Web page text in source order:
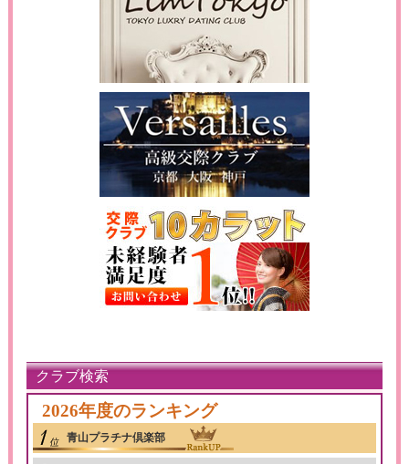
クラブ検索
2026年度のランキング
青山プラチナ倶楽部